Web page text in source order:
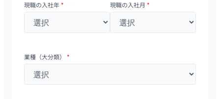
現職の入社年 * 現職の入社月 *
業種（大分類） *